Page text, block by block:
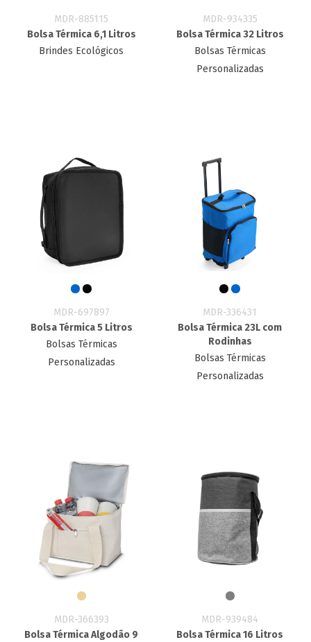
MDR-885115
Bolsa Térmica 6,1 Litros
Brindes Ecológicos
MDR-934335
Bolsa Térmica 32 Litros
Bolsas Térmicas
Personalizadas
MDR-697897
Bolsa Térmica 5 Litros
Bolsas Térmicas
Personalizadas
MDR-336431
Bolsa Térmica 23L com
Rodinhas
Bolsas Térmicas
Personalizadas
MDR-366393
Bolsa Térmica Algodão 9
MDR-939484
Bolsa Térmica 16 Litros